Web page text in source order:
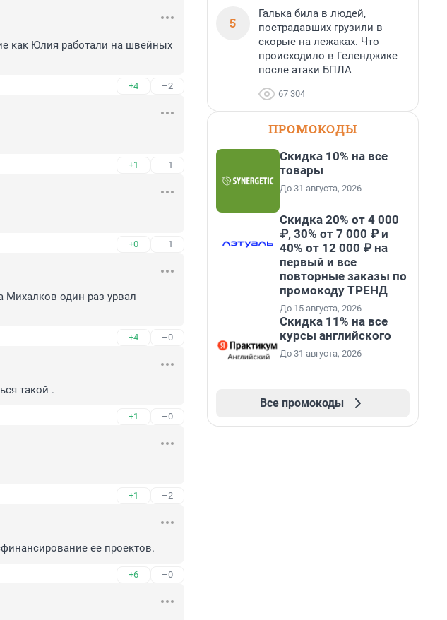
как Юлия работали на швейных
+4 –2
+1 –1
+0 –1
один раз урвал
+4 –0
такой .
+1 –0
+1 –2
ее проектов.
+6 –0
5
Галька била в людей,
пострадавших грузили в
скорые на лежаках. Что
происходило в Геленджике
после атаки БПЛА
67 304
ПРОМОКОДЫ
Скидка 10% на все
товары
До 31 августа, 2026
Скидка 20% от 4 000
₽, 30% от 7 000 ₽ и
40% от 12 000 ₽ на
первый и все
повторные заказы по
промокоду ТРЕНД
До 15 августа, 2026
Скидка 11% на все
курсы английского
До 31 августа, 2026
Все промокоды